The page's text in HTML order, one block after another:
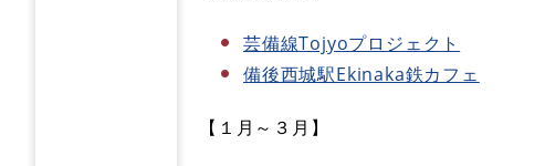
芸備線Tojyoプロジェクト
備後西城駅Ekinaka鉄カフェ
【１月～３月】